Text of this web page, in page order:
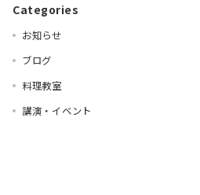
Categories
お知らせ
ブログ
料理教室
講演・イベント